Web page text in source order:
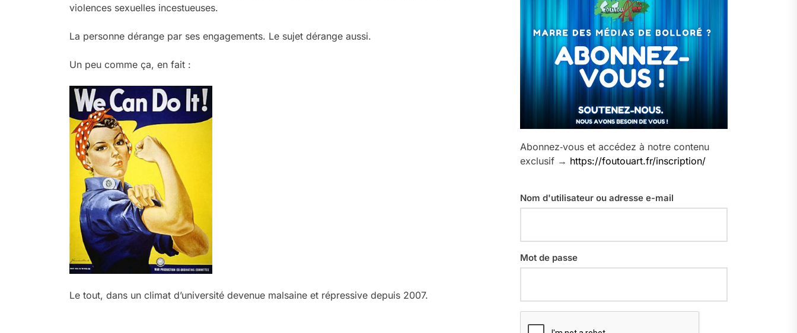
violences sexuelles incestueuses.
La personne dérange par ses engagements. Le sujet dérange aussi.
Un peu comme ça, en fait :
Le tout, dans un climat d’université devenue malsaine et répressive depuis 2007.
Abonnez‑vous et accédez à notre contenu
exclusif → https://foutouart.fr/inscription/
Nom d'utilisateur ou adresse e-mail
Mot de passe